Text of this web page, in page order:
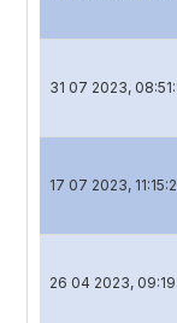
31 07 2023,
17 07 2023,
26 04 2023,